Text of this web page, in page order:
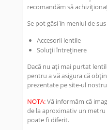
recomandăm să
Se pot găsi în meniul de
Accesorii lentile
Soluții întreținere
Dacă nu ați mai purtat
pentru a vă asigura că
prezentate pe site-ul
NOTA:Vă informăm că
de la aproximativ un
poate fi diferit.